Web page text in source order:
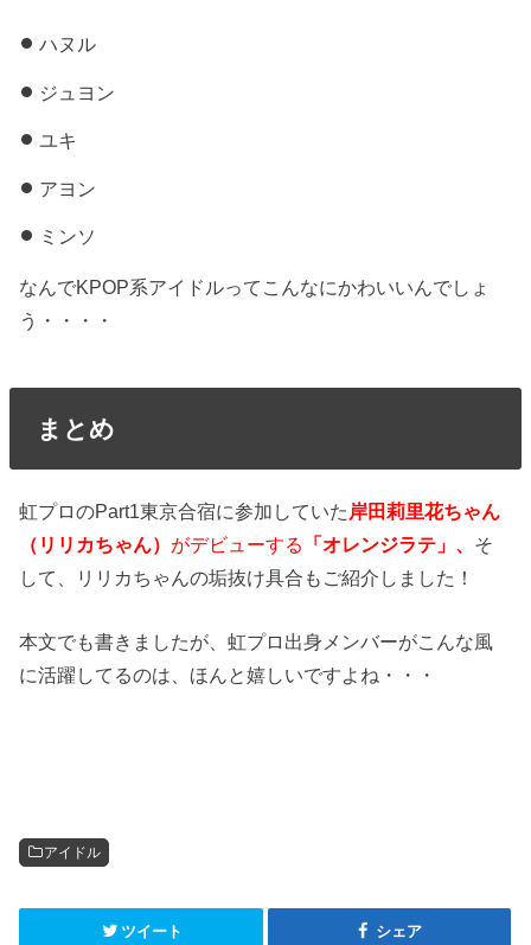
ハヌル
ジュヨン
ユキ
アヨン
ミンソ
なんでKPOP系アイドルってこんなにかわいいんでしょ
う・・・・
まとめ
虹プロのPart1東京合宿に参加していた 岸田莉里花ちゃん
（リリカちゃん） がデビューする 「オレンジラテ」、 そ
して、リリカちゃんの垢抜け具合もご紹介しました！
本文でも書きましたが、虹プロ出身メンバーがこんな風
に活躍してるのは、ほんと嬉しいですよね・・・
アイドル
ツイート シェア